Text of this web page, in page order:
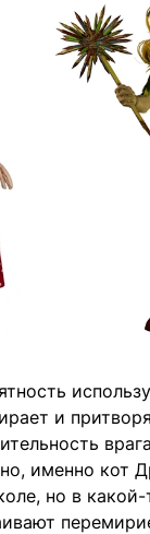
и
именно кот
но в